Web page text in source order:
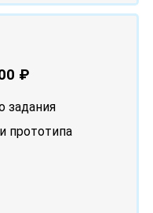
₽
задания
прототипа